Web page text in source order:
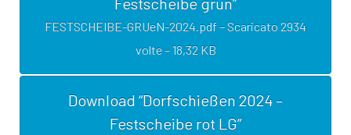
FESTSCHEIBE-GRUeN-2024.pdf – Scaricato 2934
volte – 18,32 KB
Download “Dorfschießen 2024 –
Festscheibe rot LG”